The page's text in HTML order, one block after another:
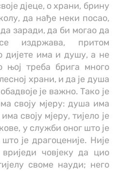
дјеце, о храни, брину
да нађе неки посао,
заради, да би могао да
издржава, притом
дијете има и душу, а не
њој треба брига много
храни, и да је душа
је важно. Тако је
своју мјеру: душа има
своју мјеру, тијело је
у служби оног што је
је драгоценије. Није
човјеку да цио
своме науди; него